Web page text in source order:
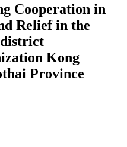
Cooperation in
Relief in the
Kong
Province